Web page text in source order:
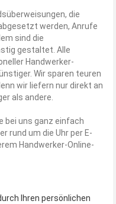
die
werden, Anrufe
sind die
gestaltet. Alle
Handwerker-
Wir sparen teuren
wir liefern nur direkt an
als andere.
bei uns ganz einfach
rund um die Uhr per E-
Handwerker-Online-
Ihren persönlichen